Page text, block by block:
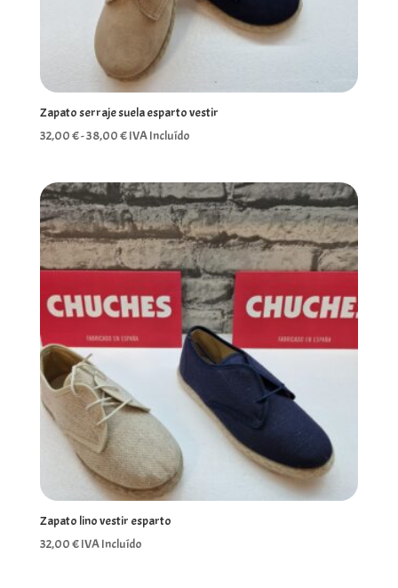
Zapato serraje suela esparto vestir
32,00€-38,00€Rango
desde
32,00 €
hasta
38,00 €
IVA Incluído
Zapato lino vestir esparto
32,00€IVA Incluído